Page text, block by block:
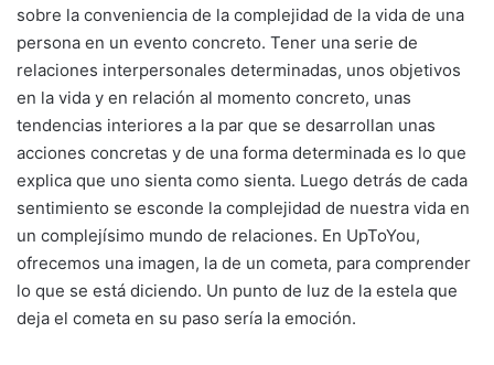
sobre la conveniencia de la complejidad de la vida de una
persona en un evento concreto. Tener una serie de
relaciones interpersonales determinadas, unos objetivos
en la vida y en relación al momento concreto, unas
tendencias interiores a la par que se desarrollan unas
acciones concretas y de una forma determinada es lo que
explica que uno sienta como sienta. Luego detrás de cada
sentimiento se esconde la complejidad de nuestra vida en
un complejísimo mundo de relaciones. En UpToYou,
ofrecemos una imagen, la de un cometa, para comprender
lo que se está diciendo. Un punto de luz de la estela que
deja el cometa en su paso sería la emoción.